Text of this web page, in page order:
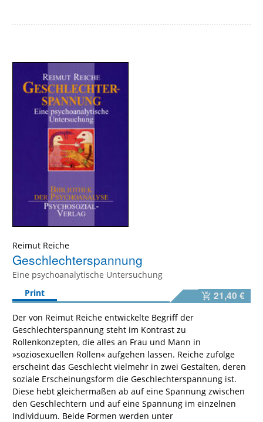
Reimut Reiche
Geschlechterspannung
Eine psychoanalytische Untersuchung
Print
21,40 €
Der von Reimut Reiche entwickelte Begriff der
Geschlechterspannung steht im Kontrast zu
Rollenkonzepten, die alles an Frau und Mann in
»soziosexuellen Rollen« aufgehen lassen. Reiche zufolge
erscheint das Geschlecht vielmehr in zwei Gestalten, deren
soziale Erscheinungsform die Geschlechterspannung ist.
Diese hebt gleichermaßen ab auf eine Spannung zwischen
den Geschlechtern und auf eine Spannung im einzelnen
Individuum. Beide Formen werden unter